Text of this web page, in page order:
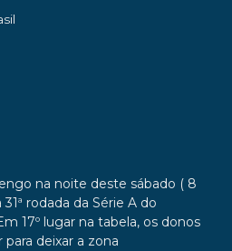
na noite deste sábado ( 8
rodada da Série A do
17º lugar na tabela, os donos
deixar a zona